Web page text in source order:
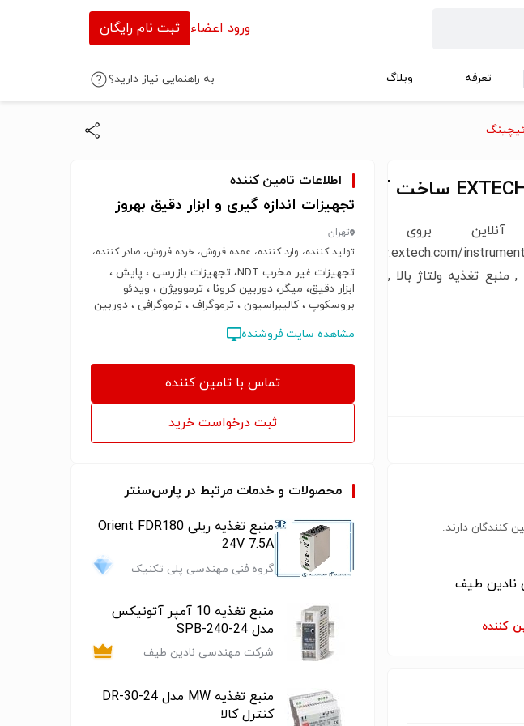
ورود اعضاء ثبت نام رایگان
تعرفه وبلاگ به راهنمایی نیاز دارید؟
بروی کامپیوتر
http://www.extech.com/
منبع تغذیه ولتاژ بالا , منبع تغذیه
اطلاعات تامین کننده
تجهیزات اندازه گیری و ابزار دقیق بهروز
تهران
تولید کننده، وارد کننده، عمده فروش، خرده فروش، صادر کننده،
تجهیزات غیر مخرب NDT، تجهیزات بازرسی ، پایش ،
ابزار دقیق، میگر، دوربین کرونا ، ترموویژن ، ویدئو
بروسکوپ ، کالیبراسیون ، ترموگراف ، ترموگرافی ، دوربین
دوربین کرونا
مشاهده سایت فروشنده
تماس با تامین کننده
ثبت درخواست خرید
کنندگان دارند.
طیف
کننده
محصولات و خدمات مرتبط در پارس‌سنتر
منبع تغذیه ریلی Orient FDR180
24V 7.5A
گروه فنی مهندسی پلی تکنیک
منبع تغذیه 10 آمپر آتونیکس
مدل SPB-240-24
شرکت مهندسی نادین طیف
منبع تغذیه MW مدل DR-30-24
کنترل کالا